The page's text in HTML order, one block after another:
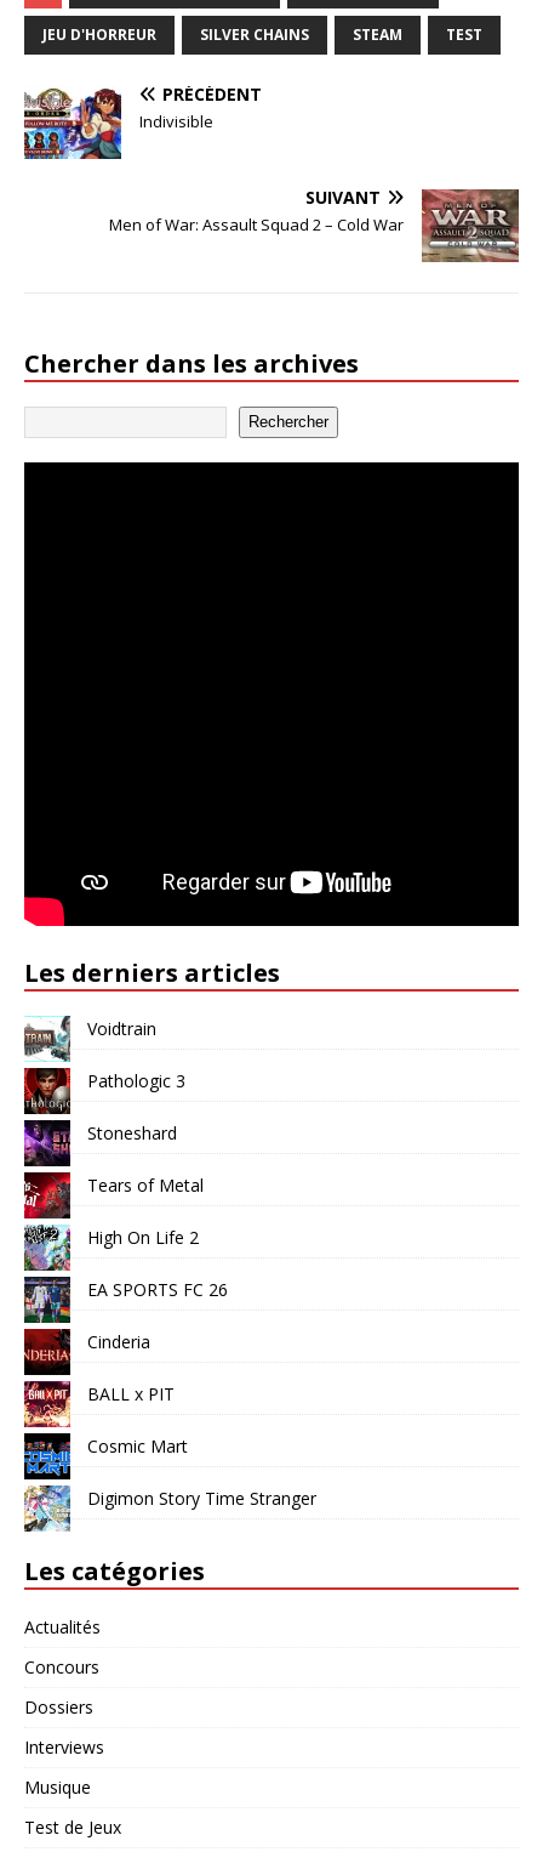
JEU D'HORREUR SILVER CHAINS STEAM TEST
PRÉCÉDENT
Indivisible
SUIVANT
Men of War: Assault Squad 2 – Cold War
Chercher dans les archives
Rechercher
Les derniers articles
Voidtrain
Pathologic 3
Stoneshard
Tears of Metal
High On Life 2
EA SPORTS FC 26
Cinderia
BALL x PIT
Cosmic Mart
Digimon Story Time Stranger
Les catégories
Actualités
Concours
Dossiers
Interviews
Musique
Test de Jeux